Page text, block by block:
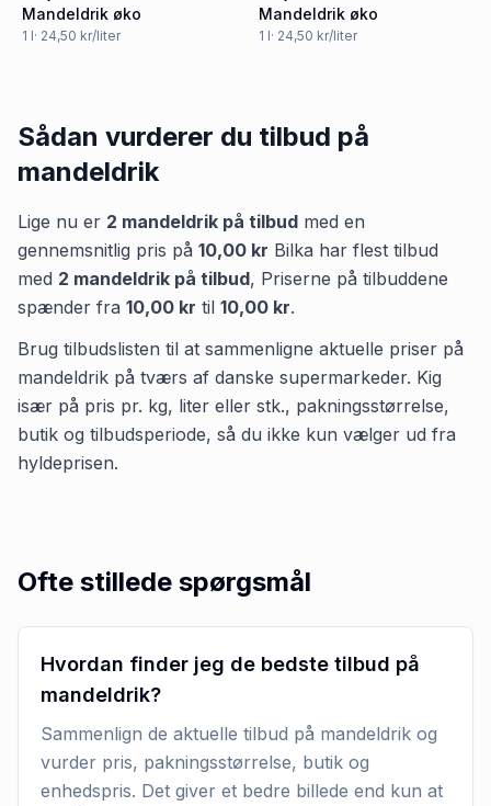
Mandeldrik øko
1 l· 24,50 kr/liter
Mandeldrik øko
1 l· 24,50 kr/liter
Sådan vurderer du tilbud på
mandeldrik
Lige nu er 2 mandeldrik på tilbud med en
gennemsnitlig pris på 10,00 kr Bilka har flest tilbud
med 2 mandeldrik på tilbud, Priserne på tilbuddene
spænder fra 10,00 kr til 10,00 kr.
Brug tilbudslisten til at sammenligne aktuelle priser på
mandeldrik på tværs af danske supermarkeder. Kig
især på pris pr. kg, liter eller stk., pakningsstørrelse,
butik og tilbudsperiode, så du ikke kun vælger ud fra
hyldeprisen.
Ofte stillede spørgsmål
Hvordan finder jeg de bedste tilbud på
mandeldrik?
Sammenlign de aktuelle tilbud på mandeldrik og
vurder pris, pakningsstørrelse, butik og
enhedspris. Det giver et bedre billede end kun at